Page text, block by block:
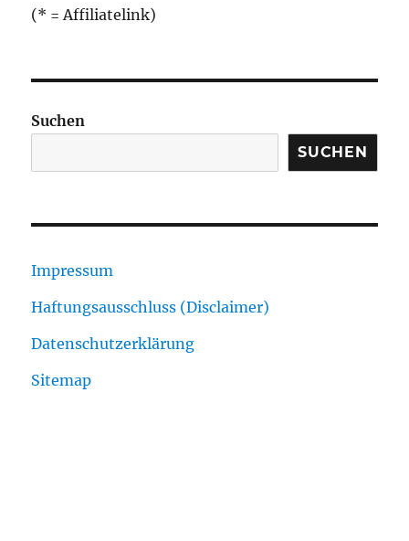
(* = Affiliatelink)
Suchen
SUCHEN
Impressum
Haftungsausschluss (Disclaimer)
Datenschutzerklärung
Sitemap